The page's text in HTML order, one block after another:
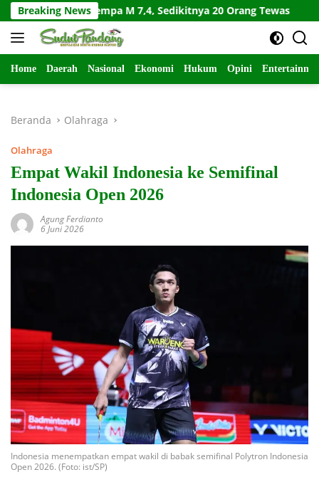
Langsung
ke
konten
Breaking News
Gempa M 7,4, Sedikitnya 20 Orang Tewas Wabup
Home Daerah Nasional Ekonomi Hukum Opini
Beranda Olahraga
Olahraga
Empat Wakil Indonesia ke Semifinal
Indonesia Open 2026
Agung Ferdianto
6 Juni 2026
Indonesia menempatkan empat wakil di babak semifinal Polytron Indonesia
Open 2026. (Foto: ist/SP)